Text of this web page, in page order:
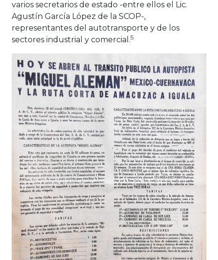
varios secretarios de estado -entre ellos el Lic.
Agustín García López de la SCOP-,
representantes del autotransporte y de los
sectores industrial y comercial.5